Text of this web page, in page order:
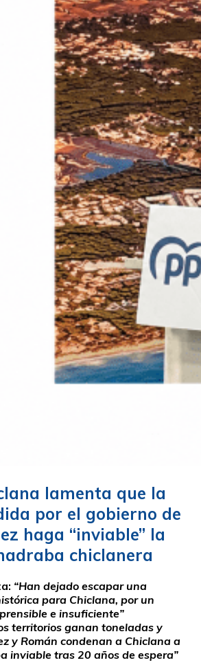
lamenta que la
por el gobierno de
haga “inviable” la
chiclanera
“Han dejado escapar una
para Chiclana, por un
e insuficiente”
territorios ganan toneladas y
y Román condenan a Chiclana a
inviable tras 20 años de espera”